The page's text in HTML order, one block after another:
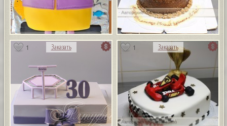
1 Заказать 1 Заказать